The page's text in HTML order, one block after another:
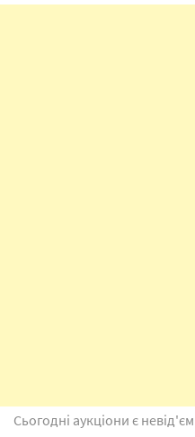
Сьогодні аукціони є